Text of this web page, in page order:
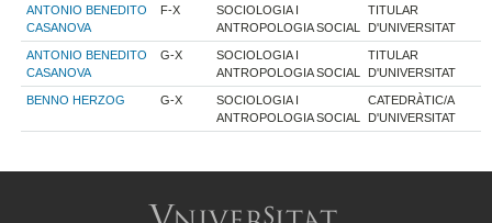
ANTONIO BENEDITO
CASANOVA
F-X
SOCIOLOGIA I
ANTROPOLOGIA SOCIAL
TITULAR
D'UNIVERSITAT
ANTONIO BENEDITO
CASANOVA
G-X
SOCIOLOGIA I
ANTROPOLOGIA SOCIAL
TITULAR
D'UNIVERSITAT
BENNO HERZOG G-X
SOCIOLOGIA I
ANTROPOLOGIA SOCIAL
CATEDRÀTIC/A
D'UNIVERSITAT